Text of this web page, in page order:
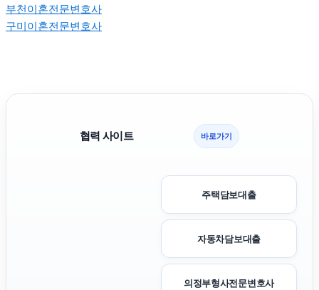
부천이혼전문변호사
구미이혼전문변호사
협력 사이트 바로가기
주택담보대출
자동차담보대출
의정부형사전문변호사